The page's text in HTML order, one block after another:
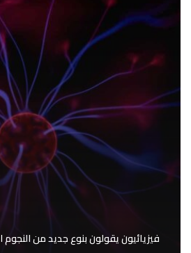
فيزيائيون يقولون بنوع جديد من النجوم